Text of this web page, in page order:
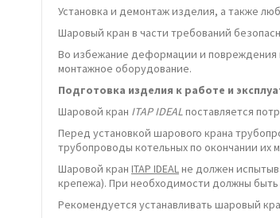
Установка и демонтаж изделия, а также
Шаровый кран в части требований
Во избежание деформации и повреждения
монтажное оборудование.
Подготовка изделия к работе и
Шаровой кран ITAP IDEALпоставляется
Перед установкой шарового крана
трубопроводы котельных по окончании
Шаровой кран ITAP IDEALне должен
крепежа). При необходимости должны
Рекомендуется устанавливать шаровый